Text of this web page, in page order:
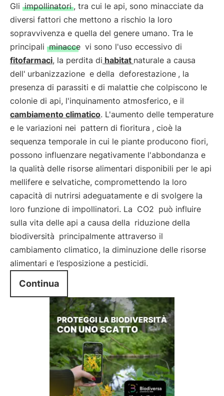
Gli impollinatori , tra cui le api, sono minacciate da
diversi fattori che mettono a rischio la loro
sopravvivenza e quella del genere umano. Tra le
principali minacce vi sono l'uso eccessivo di
fitofarmaci, la perdita di habitat naturale a causa
dell' urbanizzazione e della deforestazione , la
presenza di parassiti e di malattie che colpiscono le
colonie di api, l'inquinamento atmosferico, e il
cambiamento climatico. L'aumento delle temperature
e le variazioni nei pattern di fioritura , cioè la
sequenza temporale in cui le piante producono fiori,
possono influenzare negativamente l'abbondanza e
la qualità delle risorse alimentari disponibili per le api
mellifere e selvatiche, compromettendo la loro
capacità di nutrirsi adeguatamente e di svolgere la
loro funzione di impollinatori. La CO2 può influire
sulla vita delle api a causa della riduzione della
biodiversità principalmente attraverso il
cambiamento climatico, la diminuzione delle risorse
alimentari e l’esposizione a pesticidi.
Continua